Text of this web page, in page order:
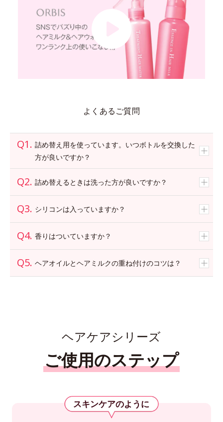
よくあるご質問
詰め替え用を使っています。いつボトルを交換した
方が良いですか？
詰め替えるときは洗った方が良いですか？
シリコンは入っていますか？
香りはついていますか？
ヘアオイルとヘアミルクの重ね付けのコツは？
ヘアケアシリーズ
ご使用のステップ
スキンケアのように